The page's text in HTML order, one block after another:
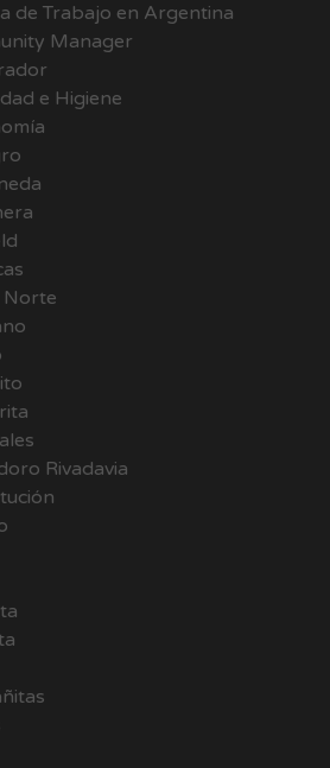
de Trabajo en Argentina
Manager
e Higiene
Norte
Rivadavia